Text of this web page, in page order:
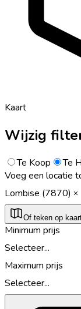
Kaart
Wijzig
Te Koop
Te
Voeg een locatie
Lombise (7870)
Of teken op
Minimum prijs
Selecteer...
Maximum prijs
Selecteer...